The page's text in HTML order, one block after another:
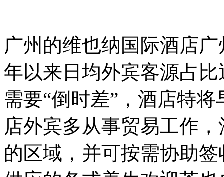
广州的维也纳国际酒店
年以来日均外宾客源占
需要“倒时差”，酒店特
店外宾多从事贸易工作
的区域，并可按需协助